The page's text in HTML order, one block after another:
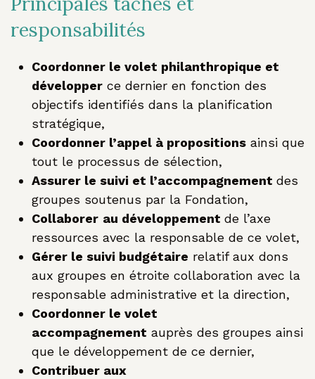
responsabilités
Coordonner le volet philanthropique et
développer ce dernier en fonction des
objectifs identifiés dans la planification
stratégique,
Coordonner l’appel à propositions ainsi que
tout le processus de sélection,
Assurer le suivi et l’accompagnement des
groupes soutenus par la Fondation,
Collaborer au développement de l’axe
ressources avec la responsable de ce volet,
Gérer le suivi budgétaire relatif aux dons
aux groupes en étroite collaboration avec la
responsable administrative et la direction,
Coordonner le volet
accompagnement auprès des groupes ainsi
que le développement de ce dernier,
Contribuer aux